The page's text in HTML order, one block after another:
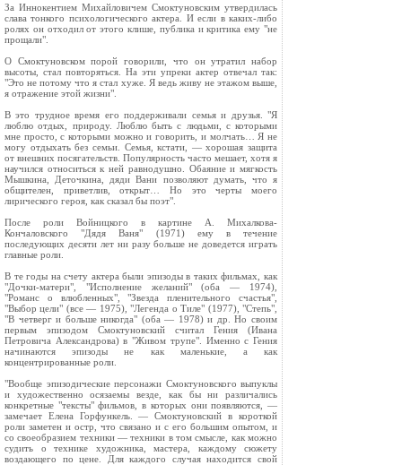
За Иннокентием Михайловичем Смоктуновским утвердилась
слава тонкого психологического актера. И если в каких-либо
ролях он отходил от этого клише, публика и критика ему "не
прощали".
О Смоктуновском порой говорили, что он утратил набор
высоты, стал повторяться. На эти упреки актер отвечал так:
"Это не потому что я стал хуже. Я ведь живу не этажом выше,
я отражение этой жизни".
В это трудное время его поддерживали семья и друзья. "Я
люблю отдых, природу. Люблю быть с людьми, с которыми
мне просто, с которыми можно и говорить, и молчать… Я не
могу отдыхать без семьи. Семья, кстати, — хорошая защита
от внешних посягательств. Популярность часто мешает, хотя я
научился относиться к ней равнодушно. Обаяние и мягкость
Мышкина, Деточкина, дяди Вани позволяют думать, что я
общителен, приветлив, открыт… Но это черты моего
лирического героя, как сказал бы поэт".
После роли Войницкого в картине А. Михалкова-
Кончаловского "Дядя Ваня" (1971) ему в течение
последующих десяти лет ни разу больше не доведется играть
главные роли.
В те годы на счету актера были эпизоды в таких фильмах, как
"Дочки-матери", "Исполнение желаний" (оба — 1974),
"Романс о влюбленных", "Звезда пленительного счастья",
"Выбор цели" (все — 1975), "Легенда о Тиле" (1977), "Степь",
"В четверг и больше никогда" (оба — 1978) и др. Но своим
первым эпизодом Смоктуновский считал Гения (Ивана
Петровича Александрова) в "Живом трупе". Именно с Гения
начинаются эпизоды не как маленькие, а как
концентрированные роли.
"Вообще эпизодические персонажи Смоктуновского выпуклы
и художественно осязаемы везде, как бы ни различались
конкретные "тексты" фильмов, в которых они появляются, —
замечает Елена Горфункель. — Смоктуновский в короткой
роли заметен и остр, что связано и с его большим опытом, и
со своеобразием техники — техники в том смысле, как можно
судить о технике художника, мастера, каждому сюжету
воздающего по цене. Для каждого случая находится свой